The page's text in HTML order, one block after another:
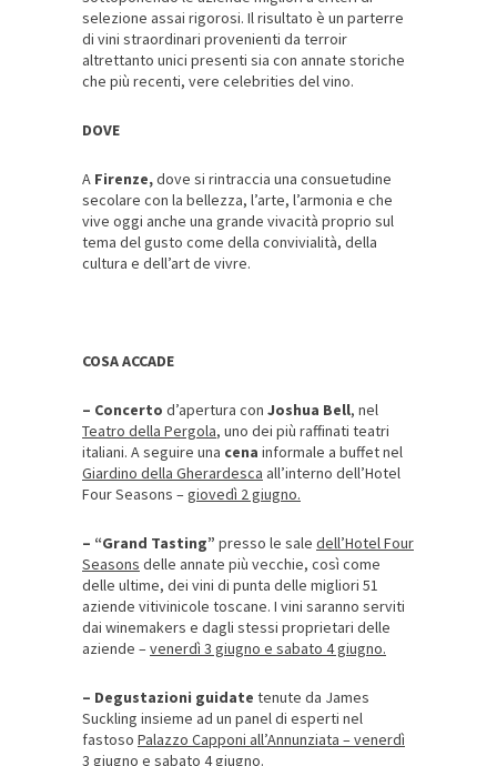
selezione assai rigorosi. Il risultato è un parterre
di vini straordinari provenienti da terroir
altrettanto unici presenti sia con annate storiche
che più recenti, vere celebrities del vino.
DOVE
A Firenze,dove si rintraccia una consuetudine
secolare con la bellezza, l’arte, l’armonia e che
vive oggi anche una grande vivacità proprio sul
tema del gusto come della convivialità, della
cultura e dell’art de vivre.
COSA ACCADE
– Concerto d’apertura con Joshua Bell, nel
Teatro della Pergola, uno dei più raffinati teatri
italiani. A seguire una cena informale a buffet nel
Giardino della Gherardesca all’interno dell’Hotel
Four Seasons –giovedì 2 giugno.
– “Grand Tasting” presso le sale dell’Hotel Four
Seasons delle annate più vecchie, così come
delle ultime, dei vini di punta delle migliori 51
aziende vitivinicole toscane. I vini saranno serviti
dai winemakers e dagli stessi proprietari delle
aziende –venerdì 3 giugno e sabato 4 giugno.
– Degustazioni guidate tenute da James
Suckling insieme ad un panel di esperti nel
fastoso Palazzo Capponi all’Annunziata – venerdì
3 giugno e sabato 4 giugno.